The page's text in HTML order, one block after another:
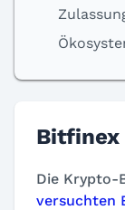
Bitfinex
Die Krypto-
versuchten